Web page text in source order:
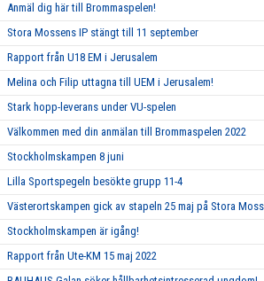
Anmäl dig här till Brommaspelen!
Stora Mossens IP stängt till 11 september
Rapport från U18 EM i Jerusalem
Melina och Filip uttagna till UEM i Jerusalem!
Stark hopp-leverans under VU-spelen
Välkommen med din anmälan till Brommaspelen 2022
Stockholmskampen 8 juni
Lilla Sportspegeln besökte grupp 11-4
Västerortskampen gick av stapeln 25 maj på Stora
Stockholmskampen är igång!
Rapport från Ute-KM 15 maj 2022